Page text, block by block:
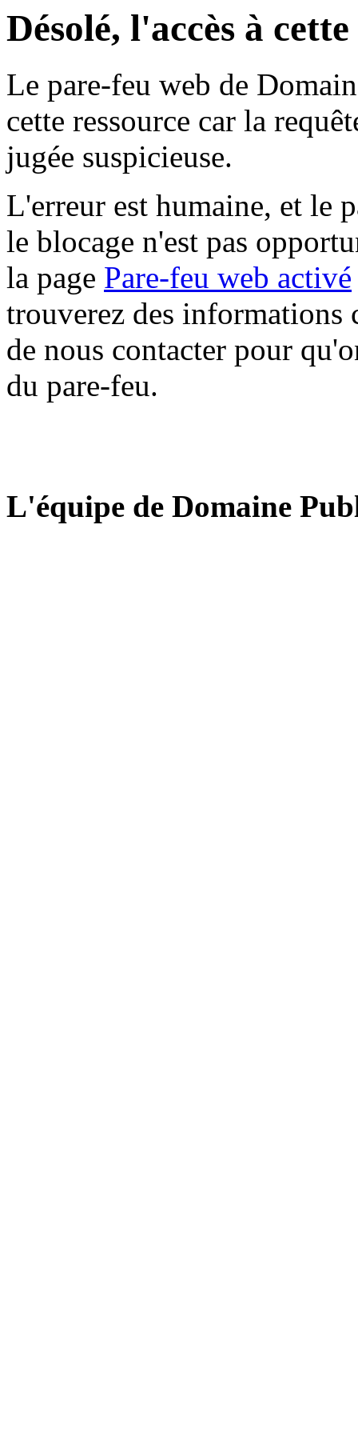
Désolé, l'accès à
Le pare-feu web de
cette ressource car la
jugée suspicieuse.
L'erreur est humaine, et le
le blocage n'est pas
la page Pare-feu web activé
trouverez des informations
de nous contacter pour
du pare-feu.
L'équipe de Domaine